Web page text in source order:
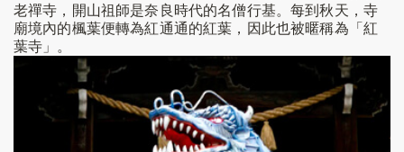
老禪寺，開山祖師是奈良時代的名僧行基。每到秋天，寺
廟境內的楓葉便轉為紅通通的紅葉，因此也被暱稱為「紅
葉寺」。